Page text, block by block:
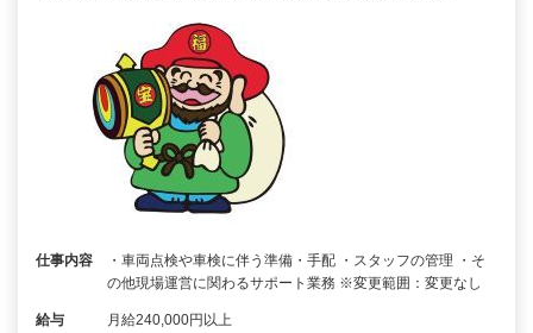
仕事内容
・車両点検や車検に伴う準備・手配 ・スタッフの管理 ・そ
の他現場運営に関わるサポート業務 ※変更範囲：変更なし
給与 月給240,000円以上